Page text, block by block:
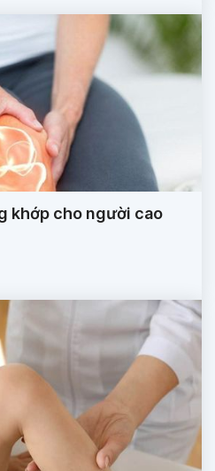
khớp cho người cao